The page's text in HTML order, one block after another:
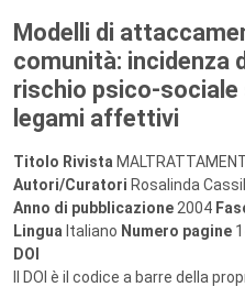
Modelli di
comunità: incidenza
rischio psico-sociale
legami affettivi
Titolo Rivista
Autori/Curatori Rosalinda
Anno di pubblicazione 2004
Lingua Italiano Numero pagine
DOI
Il DOI è il codice a barre della